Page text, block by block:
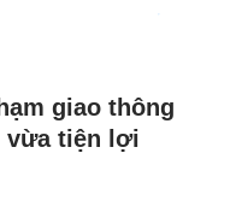
giao thông
vừa tiện lợi